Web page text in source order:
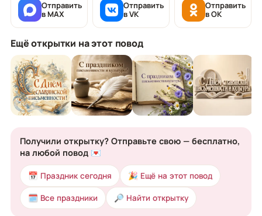
Отправить
в MAX
Отправить
в VK
Отправить
в OK
Ещё открытки на этот повод
Получили открытку? Отправьте свою — бесплатно,
на любой повод 💌
📅 Праздник сегодня 🎉 Ещё на этот повод
🗓 Все праздники 🔎 Найти открытку